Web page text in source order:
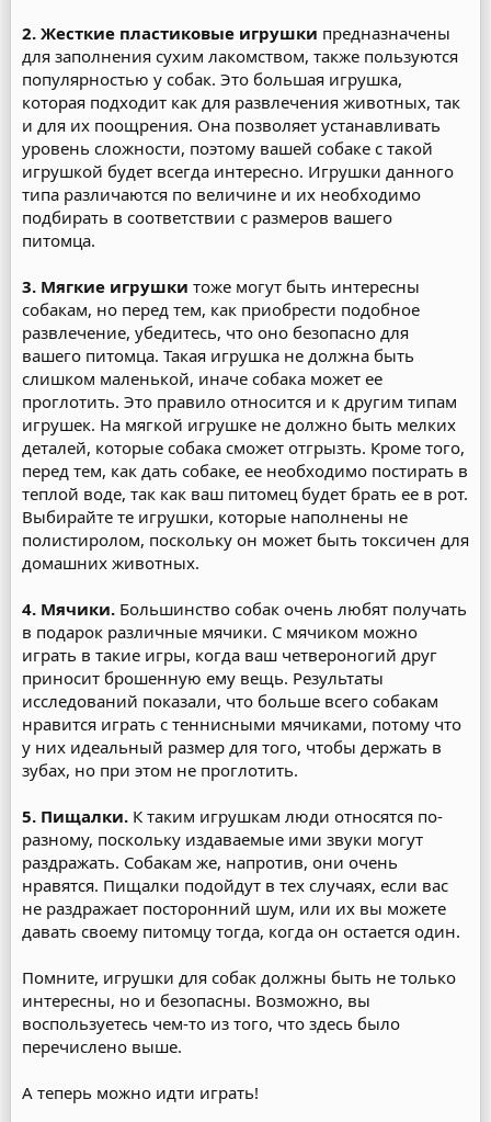
2. Жесткие пластиковые игрушки предназначены
для заполнения сухим лакомством, также пользуются
популярностью у собак. Это большая игрушка,
которая подходит как для развлечения животных, так
и для их поощрения. Она позволяет устанавливать
уровень сложности, поэтому вашей собаке с такой
игрушкой будет всегда интересно. Игрушки данного
типа различаются по величине и их необходимо
подбирать в соответствии с размеров вашего
питомца.
3. Мягкие игрушки тоже могут быть интересны
собакам, но перед тем, как приобрести подобное
развлечение, убедитесь, что оно безопасно для
вашего питомца. Такая игрушка не должна быть
слишком маленькой, иначе собака может ее
проглотить. Это правило относится и к другим типам
игрушек. На мягкой игрушке не должно быть мелких
деталей, которые собака сможет отгрызть. Кроме того,
перед тем, как дать собаке, ее необходимо постирать в
теплой воде, так как ваш питомец будет брать ее в рот.
Выбирайте те игрушки, которые наполнены не
полистиролом, поскольку он может быть токсичен для
домашних животных.
4. Мячики. Большинство собак очень любят получать
в подарок различные мячики. С мячиком можно
играть в такие игры, когда ваш четвероногий друг
приносит брошенную ему вещь. Результаты
исследований показали, что больше всего собакам
нравится играть с теннисными мячиками, потому что
у них идеальный размер для того, чтобы держать в
зубах, но при этом не проглотить.
5. Пищалки. К таким игрушкам люди относятся по-
разному, поскольку издаваемые ими звуки могут
раздражать. Собакам же, напротив, они очень
нравятся. Пищалки подойдут в тех случаях, если вас
не раздражает посторонний шум, или их вы можете
давать своему питомцу тогда, когда он остается один.
Помните, игрушки для собак должны быть не только
интересны, но и безопасны. Возможно, вы
воспользуетесь чем-то из того, что здесь было
перечислено выше.
А теперь можно идти играть!